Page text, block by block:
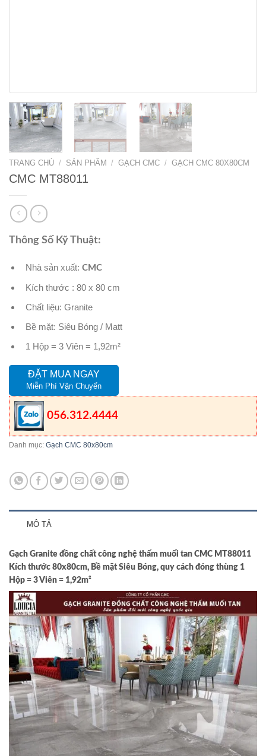
TRANG CHỦ / SẢN PHẨM / GẠCH CMC / GẠCH CMC 80X80CM
CMC MT88011
Thông Số Kỹ Thuật:
Nhà sản xuất: CMC
Kích thước : 80 x 80 cm
Chất liệu: Granite
Bề mặt: Siêu Bóng / Matt
1 Hộp = 3 Viên = 1,92m²
ĐẶT MUA NGAY
Miễn Phí Vận Chuyển
056.312.4444
Danh mục: Gạch CMC 80x80cm
MÔ TẢ
Gạch Granite đồng chất công nghệ thấm muối tan CMC MT88011
Kích thước 80x80cm, Bề mặt Siêu Bóng, quy cách đóng thùng 1
Hộp = 3 Viên = 1,92m²